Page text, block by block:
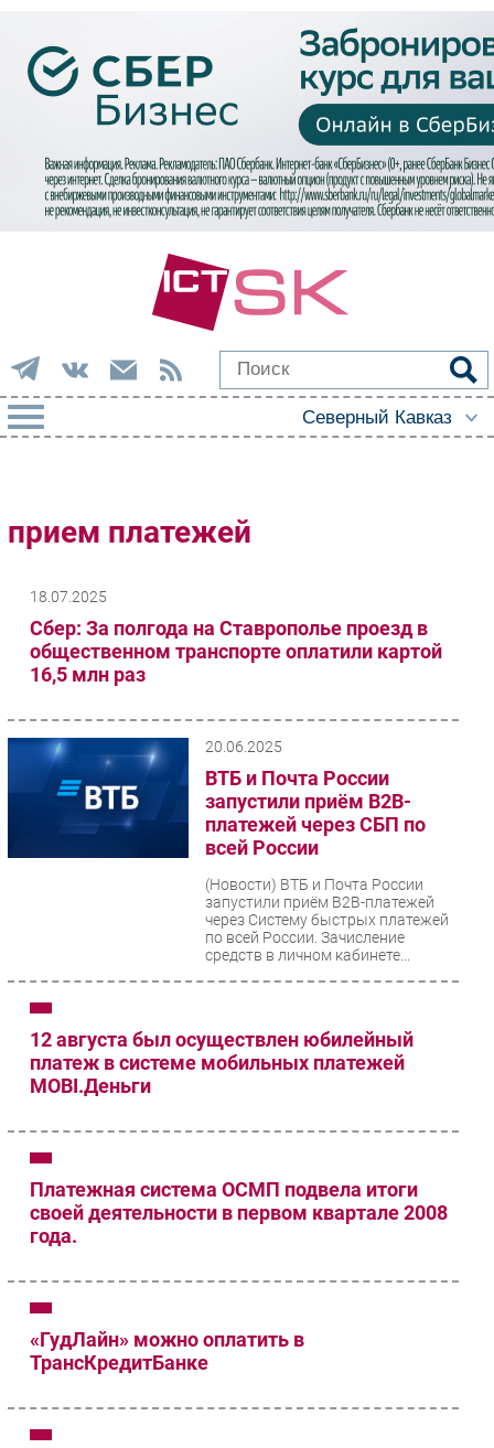
Импорто­замещение
Мобильная связь
Фиксированная связь
Интеграция
Маркетинг
Торговые сети
Оборудование
Outsourcing
Web
Безопасность
Инновации
CIO/Управление ИТ
РАЗДЕЛЫ
Новости
Аналитика
Интервью
Мероприятия
Проекты
IT класс
Тестовый стенд
прием платежей
18.07.2025
Сбер: За полгода на Ставрополье проезд в
общественном транспорте оплатили картой
16,5 млн раз
20.06.2025
ВТБ и Почта России
запустили приём B2B-
платежей через СБП по
всей России
(Новости) ВТБ и Почта России
запустили приём B2B-платежей
через Систему быстрых платежей
по всей России. Зачисление
средств в личном кабинете...
12 августа был осуществлен юбилейный
платеж в системе мобильных платежей
MOBI.Деньги
Платежная система ОСМП подвела итоги
своей деятельности в первом квартале 2008
года.
«ГудЛайн» можно оплатить в
ТрансКредитБанке